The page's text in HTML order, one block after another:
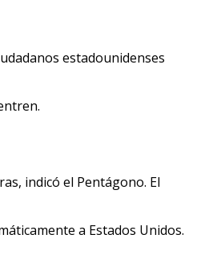
estadounidenses
indicó el Pentágono. El
a Estados Unidos.